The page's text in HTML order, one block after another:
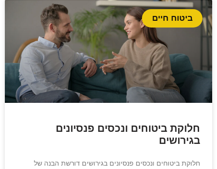
ביטוח חיים
חלוקת ביטוחים ונכסים פנסיונים
בגירושים
חלוקת ביטוחים ונכסים פנסיונים בגירושים דורשת הבנה של